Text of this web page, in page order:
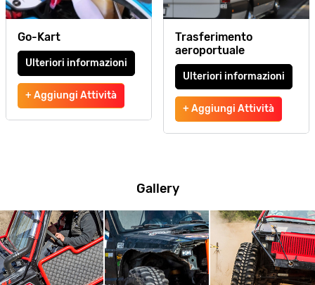
Go-Kart
Ulteriori informazioni
+ Aggiungi Attività
Trasferimento
aeroportuale
Ulteriori informazioni
+ Aggiungi Attività
Gallery